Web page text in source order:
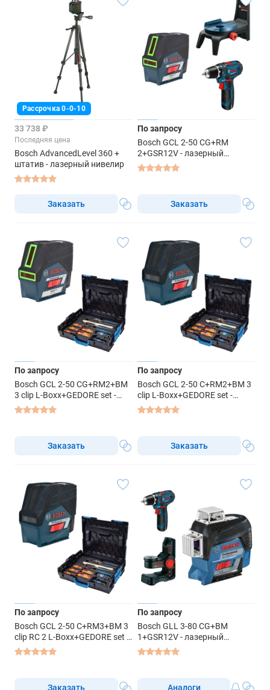
Рассрочка 0-0-10
33 738 ₽
Последняя цена
Bosch AdvancedLevel 360 +
штатив - лазерный нивелир
Заказать
По запросу
Bosch GCL 2-50 CG+RM
2+GSR12V - лазерный
нивелир
Заказать
По запросу
Bosch GCL 2-50 CG+RM2+BM
3 clip L-Boxx+GEDORE set -
лазерный нивелир
Заказать
По запросу
Bosch GCL 2-50 C+RM2+BM 3
clip L-Boxx+GEDORE set -
лазерный нивелир
Заказать
По запросу
Bosch GCL 2-50 C+RM3+BM 3
clip RC 2 L-Boxx+GEDORE set -
лазерный нивелир
Заказать
По запросу
Bosch GLL 3-80 CG+BM
1+GSR12V - лазерный
нивелир
Аналоги